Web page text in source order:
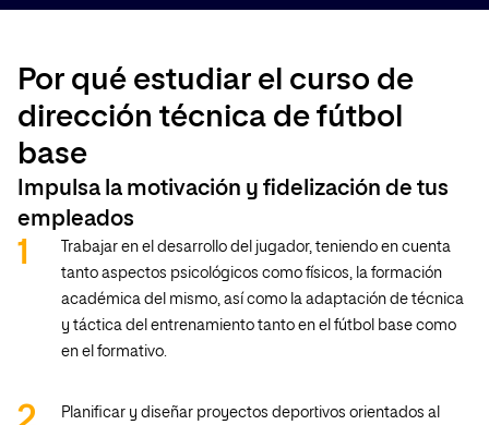
Por qué estudiar el curso de
dirección técnica de fútbol
base
Impulsa la motivación y fidelización de tus
empleados
Trabajar en el desarrollo del jugador, teniendo en cuenta
tanto aspectos psicológicos como físicos, la formación
académica del mismo, así como la adaptación de técnica
y táctica del entrenamiento tanto en el fútbol base como
en el formativo.
Planificar y diseñar proyectos deportivos orientados al